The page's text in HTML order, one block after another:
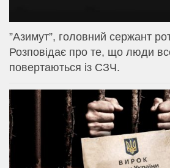
⁨”Азимут”, головний сержант
Розповідає про те, що люди
повертаються із СЗЧ.